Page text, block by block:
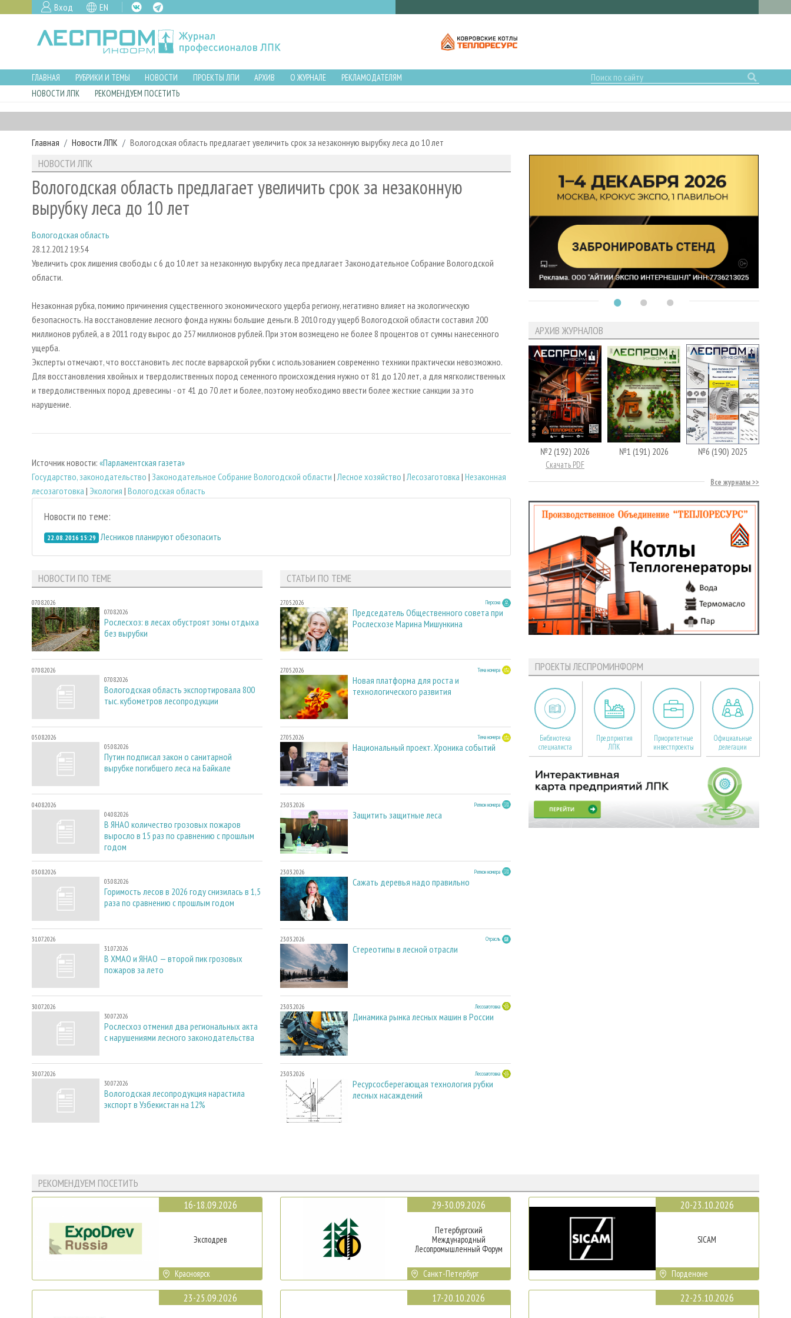
Вход EN
ГЛАВНАЯ РУБРИКИ И ТЕМЫ НОВОСТИ ПРОЕКТЫ ЛПИ АРХИВ О ЖУРНАЛЕ
РЕКЛАМОДАТЕЛЯМ
НОВОСТИ ЛПК
РЕКОМЕНДУЕМ ПОСЕТИТЬ
Главная Новости ЛПК Вологодская область предлагает увеличить срок за незаконную вырубку леса до 10 лет
НОВОСТИ ЛПК
Вологодская область предлагает увеличить срок за незаконную
вырубку леса до 10 лет
Вологодская область
28.12.2012 19:54
Увеличить срок лишения свободы с 6 до 10 лет за незаконную вырубку леса предлагает Законодательное Собрание Вологодской
области.
Незаконная рубка, помимо причинения существенного экономического ущерба региону, негативно влияет на экологическую
безопасность. На восстановление лесного фонда нужны большие деньги. В 2010 году ущерб Вологодской области составил 200
миллионов рублей, а в 2011 году вырос до 257 миллионов рублей. При этом возмещено не более 8 процентов от суммы нанесенного
ущерба.
Эксперты отмечают, что восстановить лес после варварской рубки с использованием современно техники практически невозможно.
Для восстановления хвойных и твердолиственных пород семенного происхождения нужно от 81 до 120 лет, а для мягколиственных
и твердолиственных пород древесины - от 41 до 70 лет и более, поэтому необходимо ввести более жесткие санкции за это
нарушение.
Источник новости: «Парламентская газета»
Государство, законодательство | Законодательное Собрание Вологодской области | Лесное хозяйство | Лесозаготовка | Незаконная
лесозаготовка | Экология | Вологодская область
Новости по теме:
22.08.2016 15:29 Лесников планируют обезопасить
НОВОСТИ ПО ТЕМЕ
07.08.2026
07.08.2026
Рослесхоз: в лесах обустроят зоны отдыха
без вырубки
07.08.2026
07.08.2026
Вологодская область экспортировала 800
тыс. кубометров лесопродукции
05.08.2026
05.08.2026
Путин подписал закон о санитарной
вырубке погибшего леса на Байкале
04.08.2026
04.08.2026
В ЯНАО количество грозовых пожаров
выросло в 15 раз по сравнению с прошлым
годом
03.08.2026
03.08.2026
Горимость лесов в 2026 году снизилась в 1,5
раза по сравнению с прошлым годом
31.07.2026
31.07.2026
В ХМАО и ЯНАО — второй пик грозовых
пожаров за лето
30.07.2026
30.07.2026
Рослесхоз отменил два региональных акта
с нарушениями лесного законодательства
30.07.2026
30.07.2026
Вологодская лесопродукция нарастила
экспорт в Узбекистан на 12%
СТАТЬИ ПО ТЕМЕ
27.05.2026 Персона
Председатель Общественного совета при
Рослесхозе Марина Мишункина
27.05.2026 Тема номера
Новая платформа для роста и
технологического развития
27.05.2026 Тема номера
Национальный проект. Хроника событий
23.03.2026 Регион номера
Защитить защитные леса
23.03.2026 Регион номера
Сажать деревья надо правильно
23.03.2026 Отрасль
Стереотипы в лесной отрасли
23.03.2026 Лесозаготовка
Динамика рынка лесных машин в России
23.03.2026 Лесозаготовка
Ресурсосберегающая технология рубки
лесных насаждений
АРХИВ ЖУРНАЛОВ
№2 (192) 2026
Скачать PDF
№1 (191) 2026 №6 (190) 2025
Все журналы
ПРОЕКТЫ ЛЕСПРОМИНФОРМ
Библиотека
специалиста
Предприятия
ЛПК
Приоритетные
инвестпроекты
Официальные
делегации
РЕКОМЕНДУЕМ ПОСЕТИТЬ
16-18.09.2026
Эксподрев
Красноярск
23-25.09.2026
29-30.09.2026
Петербургский
Международный
Лесопромышленный Форум
Санкт-Петербург
17-20.10.2026
20-23.10.2026
SICAM
Порденоне
22-25.10.2026